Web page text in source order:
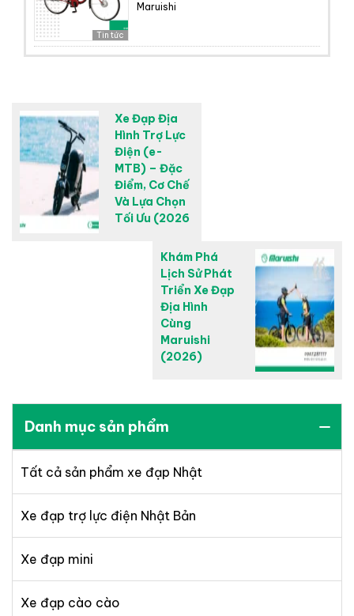
Tin tức
Maruishi
Xe Đạp Địa
Hình Trợ Lực
Điện (e-
MTB) – Đặc
Điểm, Cơ Chế
Và Lựa Chọn
Tối Ưu (2026
Khám Phá
Lịch Sử Phát
Triển Xe Đạp
Địa Hình
Cùng
Maruishi
(2026)
Danh mục sản phẩm
Tất cả sản phẩm xe đạp Nhật
Xe đạp trợ lực điện Nhật Bản
Xe đạp mini
Xe đạp cào cào